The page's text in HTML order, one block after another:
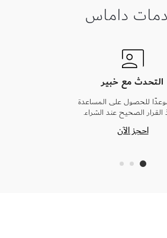
داماس
التحدث مع خبير
للحصول على المساعدة
القرار الصحيح عند الشراء.
احجز الآن